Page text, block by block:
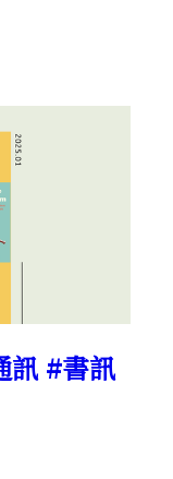
訊 #書訊